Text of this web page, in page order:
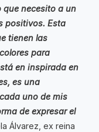
que necesito a un
positivos. Esta
tienen las
para
en inspirada en
es una
uno de mis
de expresar el
Álvarez, ex reina